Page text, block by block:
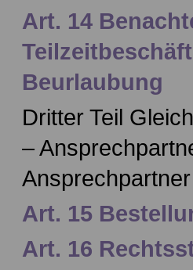
Art. 14
Beurlaubung
Dritter Teil
–
Ansprechpartner
Art. 15
Art. 16